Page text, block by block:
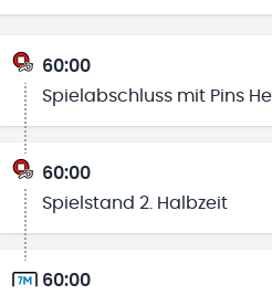
60:00
Spielabschluss mit Pins
60:00
Spielstand 2. Halbzeit
60:00